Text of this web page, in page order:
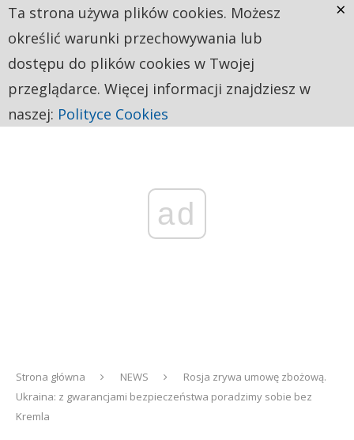
ad
Strona główna NEWS
Rosja zrywa umowę zbożową.
Ukraina: z gwarancjami bezpieczeństwa poradzimy sobie bez
Kremla
Ta strona używa plików cookies. Możesz
określić warunki przechowywania lub
dostępu do plików cookies w Twojej
przeglądarce. Więcej informacji znajdziesz w
naszej: Polityce Cookies
×